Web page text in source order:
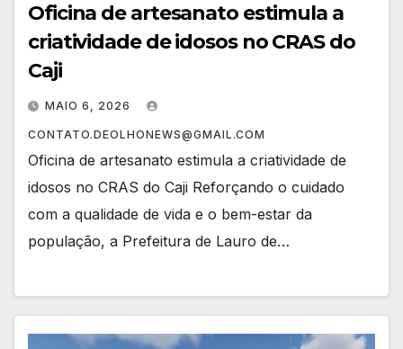
Oficina de artesanato estimula a
criatividade de idosos no CRAS do
Caji
MAIO 6, 2026
CONTATO.DEOLHONEWS@GMAIL.COM
Oficina de artesanato estimula a criatividade de
idosos no CRAS do Caji Reforçando o cuidado
com a qualidade de vida e o bem-estar da
população, a Prefeitura de Lauro de…